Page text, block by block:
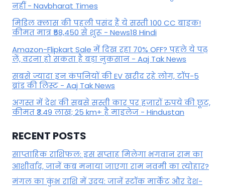
नहीं - Navbharat Times
मिडिल क्लास की पहली पसंद हैं ये सस्ती 100 CC बाइक!
कीमत मात्र ₹58,450 से शुरू - News18 Hindi
Amazon-Flipkart Sale में दिख रहा 70% OFF? पहले ये पढ़
लें, वरना हो सकता है बड़ा नुकसान - Aaj Tak News
सबसे ज्यादा इन कंपनियों की EV खरीद रहे लोग, टॉप-5
ब्रांड की लिस्ट - Aaj Tak News
अगस्त में देश की सबसे सस्ती कार पर हजारों रुपये की छूट,
कीमत ₹3.49 लाख; 25 km+ है माइलेज - Hindustan
RECENT POSTS
साप्ताहिक राशिफल: इस सप्ताह मिलेगा भगवान राम का
आशीर्वाद, जानें कब मनाया जाएगा राम नवमी का त्योहार?
मंगल का कुंभ राशि में उदय: जानें स्‍टॉक मार्केट और देश-